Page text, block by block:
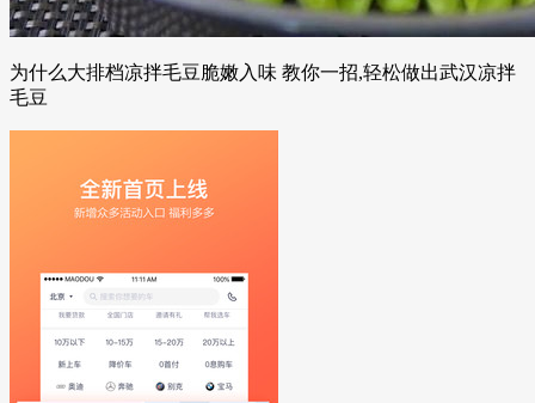
为什么大排档凉拌毛豆脆嫩入味 教你一招,轻松做出武汉凉拌
毛豆